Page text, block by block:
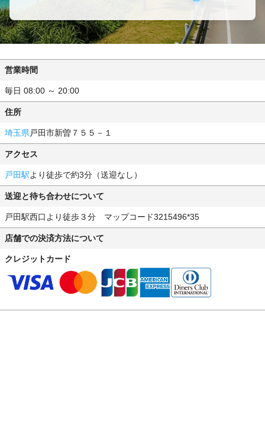
営業時間
毎日 08:00 ～ 20:00
住所
埼玉県 戸田市新曽７５５－１
アクセス
戸田駅より徒歩で約3分（送迎なし）
送迎と待ち合わせについて
戸田駅西口より徒歩３分 マップコード3215496*35
店舗での決済方法について
クレジットカード